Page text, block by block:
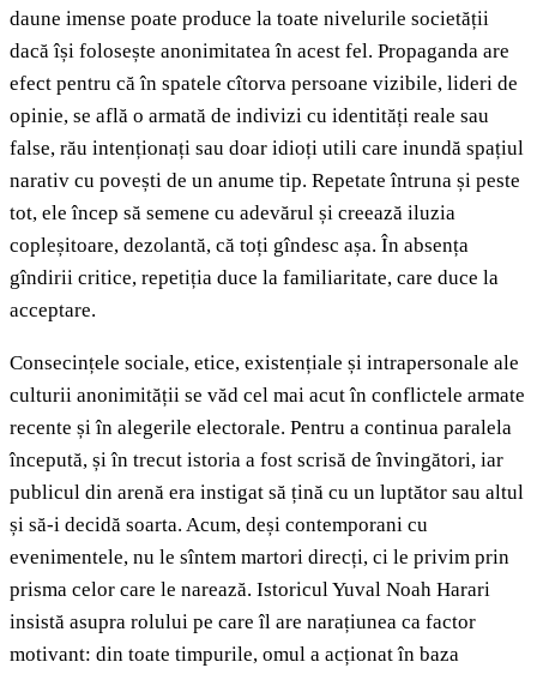
daune imense poate produce la toate nivelurile societății
dacă își folosește anonimitatea în acest fel. Propaganda are
efect pentru că în spatele cîtorva persoane vizibile, lideri de
opinie, se află o armată de indivizi cu identități reale sau
false, rău intenționați sau doar idioți utili care inundă spațiul
narativ cu povești de un anume tip. Repetate întruna și peste
tot, ele încep să semene cu adevărul și creează iluzia
copleșitoare, dezolantă, că toți gîndesc așa. În absența
gîndirii critice, repetiția duce la familiaritate, care duce la
acceptare.
Consecințele sociale, etice, existențiale și intrapersonale ale
culturii anonimității se văd cel mai acut în conflictele armate
recente și în alegerile electorale. Pentru a continua paralela
începută, și în trecut istoria a fost scrisă de învingători, iar
publicul din arenă era instigat să țină cu un luptător sau altul
și să-i decidă soarta. Acum, deși contemporani cu
evenimentele, nu le sîntem martori direcți, ci le privim prin
prisma celor care le narează. Istoricul Yuval Noah Harari
insistă asupra rolului pe care îl are narațiunea ca factor
motivant: din toate timpurile, omul a acționat în baza